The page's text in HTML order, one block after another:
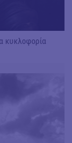
κυκλοφορία